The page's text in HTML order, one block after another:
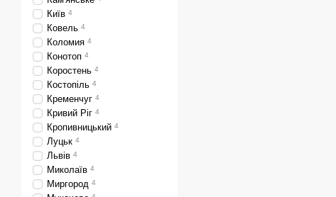
Київ 4
Ковель 4
Коломия 4
Конотоп 4
Коростень 4
Костопіль 4
Кременчуг 4
Кривий Ріг 4
Кропивницький 4
Луцьк 4
Львів 4
Миколаїв 4
Миргород 4